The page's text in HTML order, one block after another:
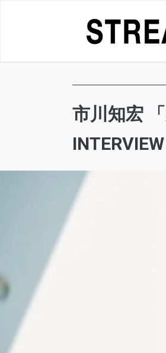
市川知宏
INTERVIEW